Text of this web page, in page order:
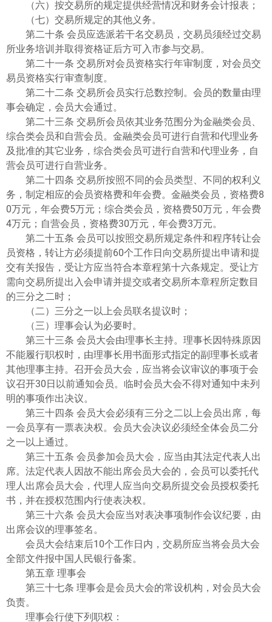
（六）按交易所的规定提供经营情况和财务会计报表；
（七）交易所规定的其他义务。
第二十条 会员应选派若干名交易员，交易员须经过交易
所业务培训并取得资格证后方可入市参与交易。
第二十一条 交易所对会员资格实行年审制度，对会员交
易员资格实行审查制度。
第二十二条 交易所会员实行总数控制。会员的数量由理
事会确定，会员大会通过。
第二十三条 交易所会员依其业务范围分为金融类会员、
综合类会员和自营会员。金融类会员可进行自营和代理业务
及批准的其它业务，综合类会员可进行自营和代理业务，自
营会员可进行自营业务。
第二十四条 交易所按照不同的会员类型、不同的权利义
务，制定相应的会员资格费和年会费。金融类会员，资格费8
0万元，年会费5万元；综合类会员，资格费50万元，年会费
4万元；自营会员，资格费30万元，年会费3万元。
第二十五条 会员可以按照交易所规定条件和程序转让会
员资格，转让方必须提前60个工作日向交易所提出申请和提
交有关报告，受让方应当符合本章程第十六条规定。受让方
需向交易所提出入会申请并提交或者交易所本章程所定数目
的三分之二时；
（二）三分之一以上会员联名提议时；
（三）理事会认为必要时。
第三十三条 会员大会由理事长主持。理事长因特殊原因
不能履行职权时，由理事长用书面形式指定的副理事长或者
其他理事主持。召开会员大会，应当将会议审议的事项于会
议召开30日以前通知会员。临时会员大会不得对通知中未列
明的事项作出决议。
第三十四条 会员大会必须有三分之二以上会员出席，每
一会员享有一票表决权。会员大会决议必须经全体会员二分
之一以上通过。
第三十五条 会员参加会员大会，应当由其法定代表人出
席。法定代表人因故不能出席会员大会的，会员可以委托代
理人出席会员大会，代理人应当向交易所提交会员授权委托
书，并在授权范围内行使表决权。
第三十六条 会员大会应当对表决事项制作会议纪要，由
出席会议的理事签名。
会员大会结束后10个工作日内，交易所应当将会员大会
全部文件报中国人民银行备案。
第五章 理事会
第三十七条 理事会是会员大会的常设机构，对会员大会
负责。
理事会行使下列职权：